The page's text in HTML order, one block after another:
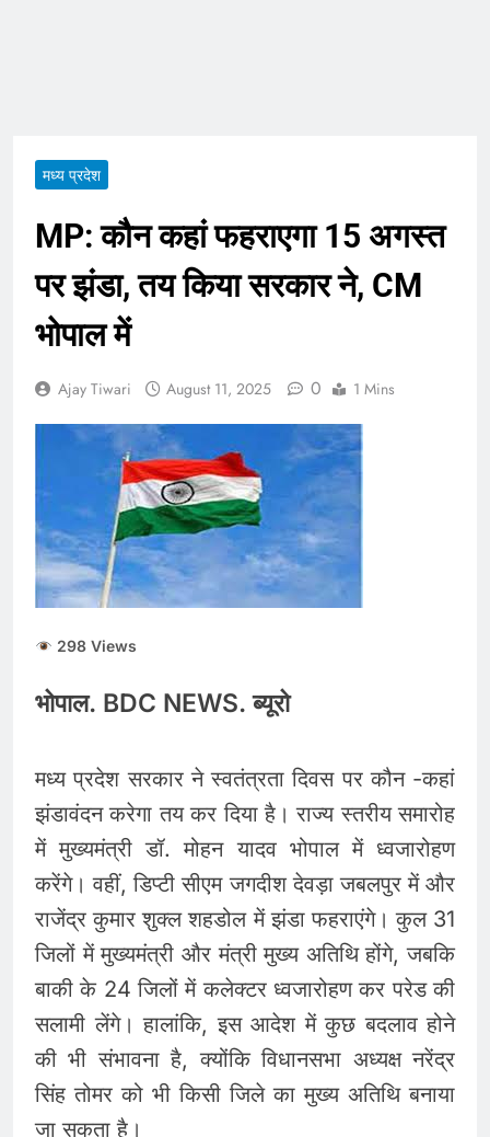
मध्य प्रदेश
MP: कौन कहां फहराएगा 15 अगस्त
पर झंडा, तय किया सरकार ने, CM
भोपाल में
Ajay Tiwari August 11, 2025 0 1 Mins
298 Views
भोपाल. BDC NEWS. ब्यूरो
मध्य प्रदेश सरकार ने स्वतंत्रता दिवस पर कौन -कहां
झंडावंदन करेगा तय कर दिया है। राज्य स्तरीय समारोह
में मुख्यमंत्री डॉ. मोहन यादव भोपाल में ध्वजारोहण
करेंगे। वहीं, डिप्टी सीएम जगदीश देवड़ा जबलपुर में और
राजेंद्र कुमार शुक्ल शहडोल में झंडा फहराएंगे। कुल 31
जिलों में मुख्यमंत्री और मंत्री मुख्य अतिथि होंगे, जबकि
बाकी के 24 जिलों में कलेक्टर ध्वजारोहण कर परेड की
सलामी लेंगे। हालांकि, इस आदेश में कुछ बदलाव होने
की भी संभावना है, क्योंकि विधानसभा अध्यक्ष नरेंद्र
सिंह तोमर को भी किसी जिले का मुख्य अतिथि बनाया
जा सकता है।